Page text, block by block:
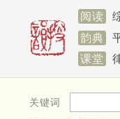
阅读
韵典
课堂
关键词